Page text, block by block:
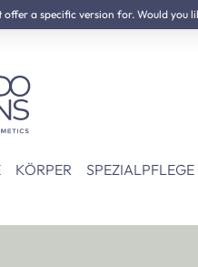
a specific version for. Would you
KÖRPER SPEZIALPFLEGE